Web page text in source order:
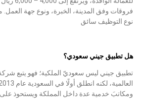
فروقات وفق المدينة، الخبرة، ونوع جهة
نوع التوظيف سائق
هل تطبيق جيني سعودي؟
ومكاتبَ خدمية عدة داخل المملكة ويستحوذ